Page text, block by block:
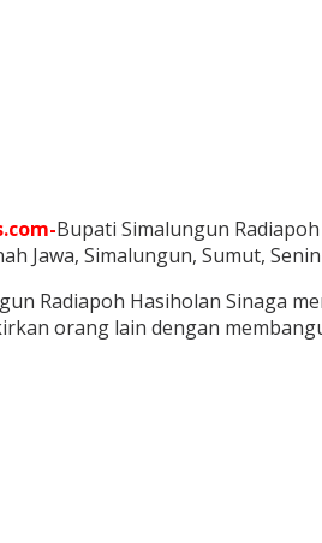
Bupati Simalungun
Jawa, Simalungun, Sumut,
Radiapoh Hasiholan Sinaga
orang lain dengan